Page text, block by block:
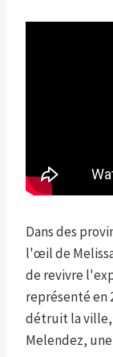
Dans des
l'œil de
de revivre
représenté en
détruit la ville,
Melendez,